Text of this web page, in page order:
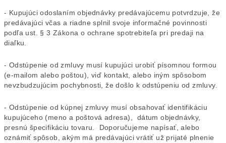
- Kupujúci odoslaním objednávky predávajúcemu potvrdzuje, že
predávajúci včas a riadne splnil svoje informačné povinnosti
podľa ust. § 3 Zákona o ochrane spotrebiteľa pri predaji na
diaľku.
- Odstúpenie od zmluvy musí kupujúci urobiť písomnou formou
(e-mailom alebo poštou), viď kontakt, alebo iným spôsobom
nevzbudzujúcim pochybnosti, že došlo k odstúpeniu od zmluvy.
- Odstúpenie od kúpnej zmluvy musí obsahovať identifikáciu
kupujúceho (meno a poštová adresa), dátum objednávky,
presnú špecifikáciu tovaru. Doporučujeme napísať, alebo
oznámiť spôsob, akým má predávajúci vrátiť už prijaté plnenie